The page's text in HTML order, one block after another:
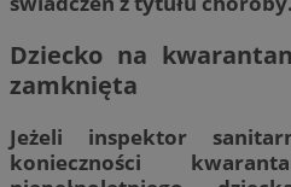
Dziecko na
zamknięta
Jeżeli inspektor
konieczności